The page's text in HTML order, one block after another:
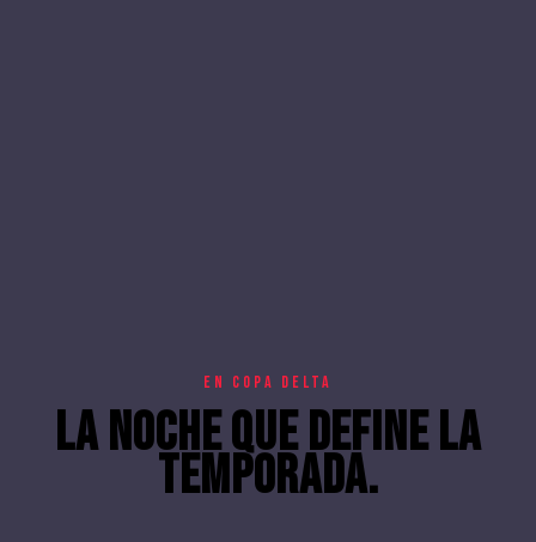
En COPA DELTA
La noche que define la
temporada.